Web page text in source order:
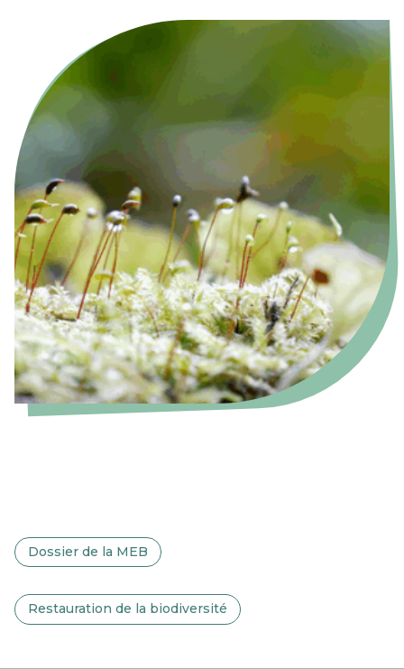
Dossier de la MEB
Restauration de la biodiversité